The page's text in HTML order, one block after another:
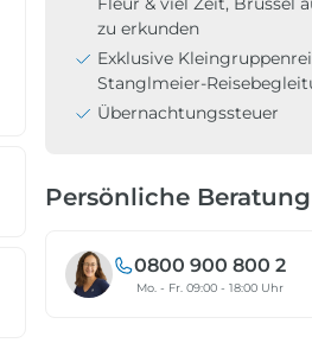
zu erkunden
Exklusive
Stanglmeier-
Übernachtungssteuer
Persönliche Beratung
0800 900 800 2
Mo. - Fr. 09:00 - 18:00 Uhr